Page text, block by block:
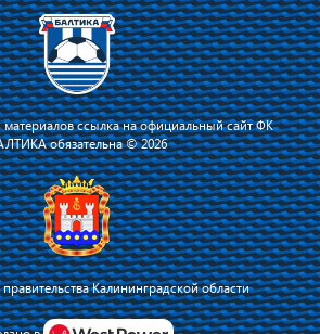
сайта использует файлы cookie для
на сайте и сервис Яндекс.Метрика. Оставаясь
ссылка на официальный сайт ФК
обязательна © 2026
Калининградской области